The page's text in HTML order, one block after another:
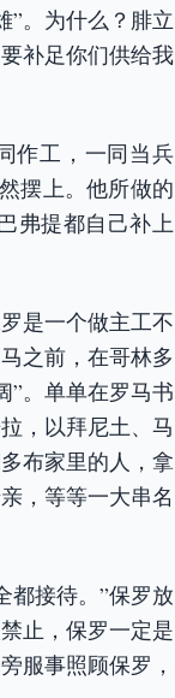
”。为什么？腓立
补足你们供给我
作工，一同当兵
摆上。他所做的
弗提都自己补上
是一个做主工不
之前，在哥林多
”。单单在罗马书
，以拜尼土、马
布家里的人，拿
，等等一大串名
都接待。”保罗放
止，保罗一定是
服事照顾保罗，